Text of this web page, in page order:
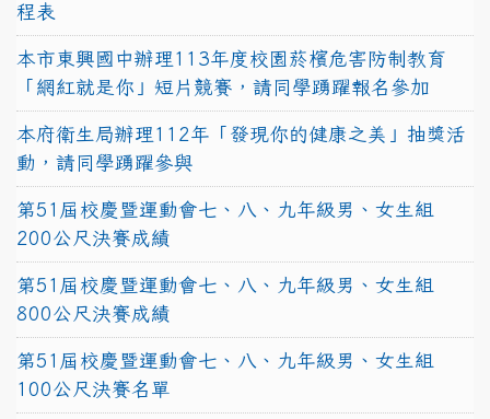
程表
本市東興國中辦理113年度校園菸檳危害防制教育
「網紅就是你」短片競賽，請同學踴躍報名參加
本府衛生局辦理112年「發現你的健康之美」抽獎活
動，請同學踴躍參與
第51屆校慶暨運動會七、八、九年級男、女生組
200公尺決賽成績
第51屆校慶暨運動會七、八、九年級男、女生組
800公尺決賽成績
第51屆校慶暨運動會七、八、九年級男、女生組
100公尺決賽名單